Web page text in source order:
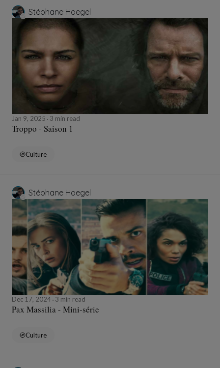
Stéphane Hoegel
Jan 9, 2025 3 min read
Troppo - Saison 1
Culture
Stéphane Hoegel
Dec 17, 2024 3 min read
Pax Massilia - Mini-série
Culture